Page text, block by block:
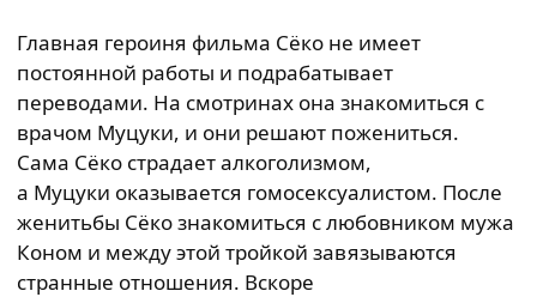
Главная героиня фильма Сёко не имеет
постоянной работы и подрабатывает
переводами. На смотринах она знакомиться с
врачом Муцуки, и они решают пожениться.
Сама Сёко страдает алкоголизмом,
а Муцуки оказывается гомосексуалистом. После
женитьбы Сёко знакомиться с любовником мужа
Коном и между этой тройкой завязываются
странные отношения. Вскоре